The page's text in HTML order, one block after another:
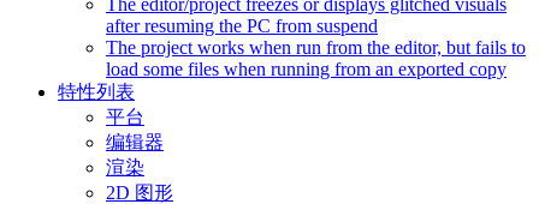
The editor/project freezes or displays glitched visuals
after resuming the PC from suspend
The project works when run from the editor, but fails to
load some files when running from an exported copy
特性列表
平台
编辑器
渲染
2D 图形